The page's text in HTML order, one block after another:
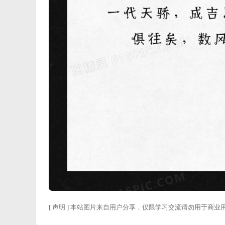
[ 声明 ] 本站图片来自用户分享，仅限学习交流请勿用于商业